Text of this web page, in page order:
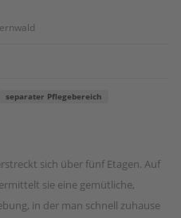
separater Pflegebereich
sich über fünf Etagen. Auf
sie eine gemütliche,
in der man schnell zuhause